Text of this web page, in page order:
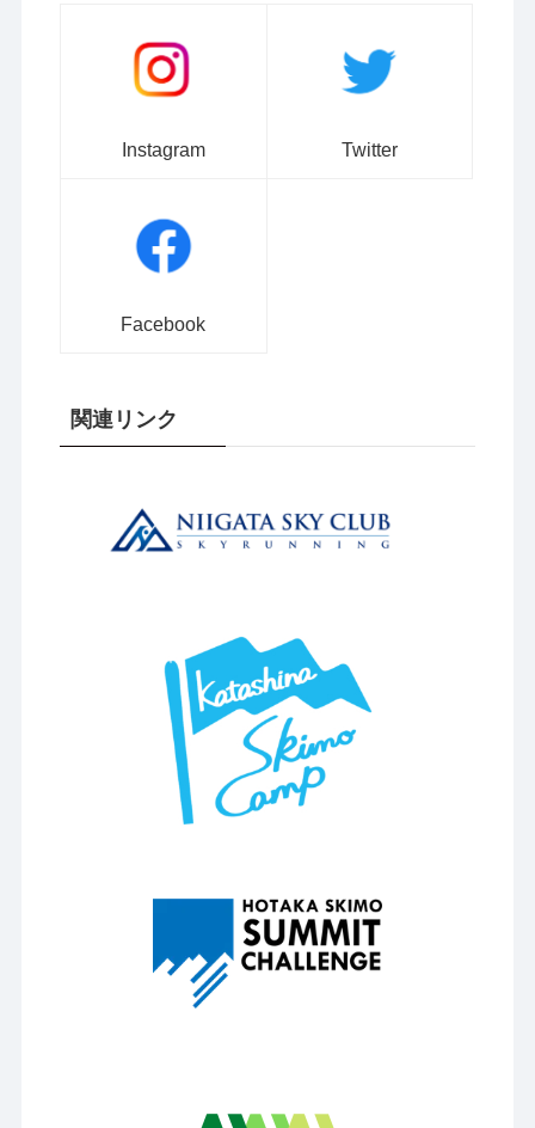
Instagram Twitter
Facebook
関連リンク